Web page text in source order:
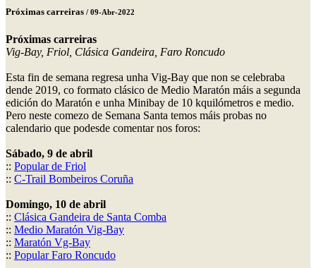
Próximas carreiras / 09-Abr-2022
Próximas carreiras
Vig-Bay, Friol, Clásica Gandeira, Faro Roncudo
Esta fin de semana regresa unha Vig-Bay que non se celebraba
dende 2019, co formato clásico de Medio Maratón máis a segunda
edición do Maratón e unha Minibay de 10 kquilómetros e medio.
Pero neste comezo de Semana Santa temos máis probas no
calendario que podesde comentar nos foros:
Sábado, 9 de abril
:: Popular de Friol
:: C-Trail Bombeiros Coruña
Domingo, 10 de abril
:: Clásica Gandeira de Santa Comba
:: Medio Maratón Vig-Bay
:: Maratón Vg-Bay
:: Popular Faro Roncudo